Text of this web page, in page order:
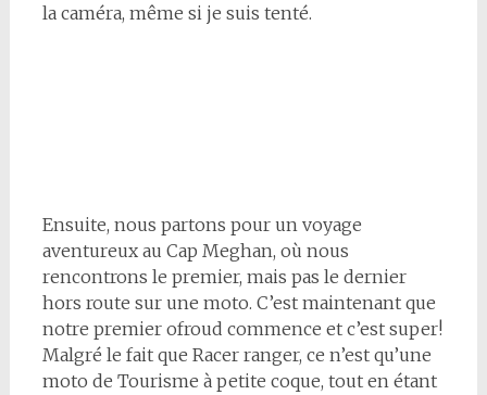
la caméra, même si je suis tenté.
Ensuite, nous partons pour un voyage
aventureux au Cap Meghan, où nous
rencontrons le premier, mais pas le dernier
hors route sur une moto. C’est maintenant que
notre premier ofroud commence et c’est super!
Malgré le fait que Racer ranger, ce n’est qu’une
moto de Tourisme à petite coque, tout en étant